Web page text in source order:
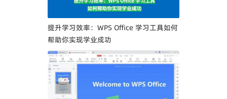
提升学习效率：WPS Office 学习工具如何
帮助你实现学业成功